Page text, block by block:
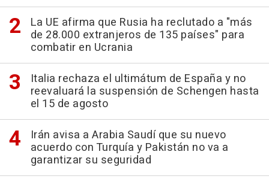
La UE afirma que Rusia ha reclutado a "más
de 28.000 extranjeros de 135 países" para
combatir en Ucrania
Italia rechaza el ultimátum de España y no
reevaluará la suspensión de Schengen hasta
el 15 de agosto
Irán avisa a Arabia Saudí que su nuevo
acuerdo con Turquía y Pakistán no va a
garantizar su seguridad